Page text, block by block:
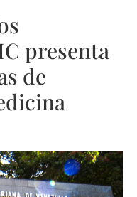
presenta
de